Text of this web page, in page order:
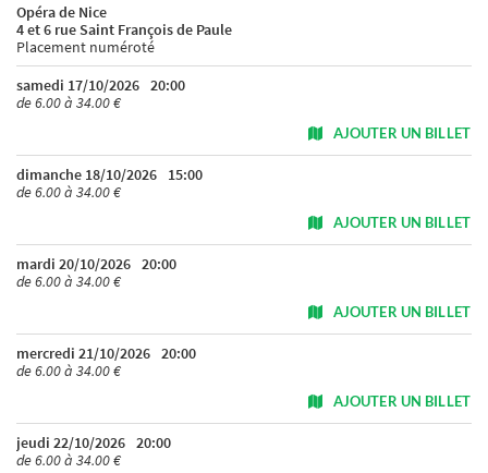
Opéra de Nice
4 et 6 rue Saint François de Paule
Placement numéroté
samedi 17/10/2026 20:00
de 6.00 à 34.00 €
AJOUTER UN BILLET
dimanche 18/10/2026
15:00
de 6.00 à 34.00 €
AJOUTER UN BILLET
mardi 20/10/2026 20:00
de 6.00 à 34.00 €
AJOUTER UN BILLET
mercredi 21/10/2026 20:00
de 6.00 à 34.00 €
AJOUTER UN BILLET
jeudi 22/10/2026 20:00
de 6.00 à 34.00 €